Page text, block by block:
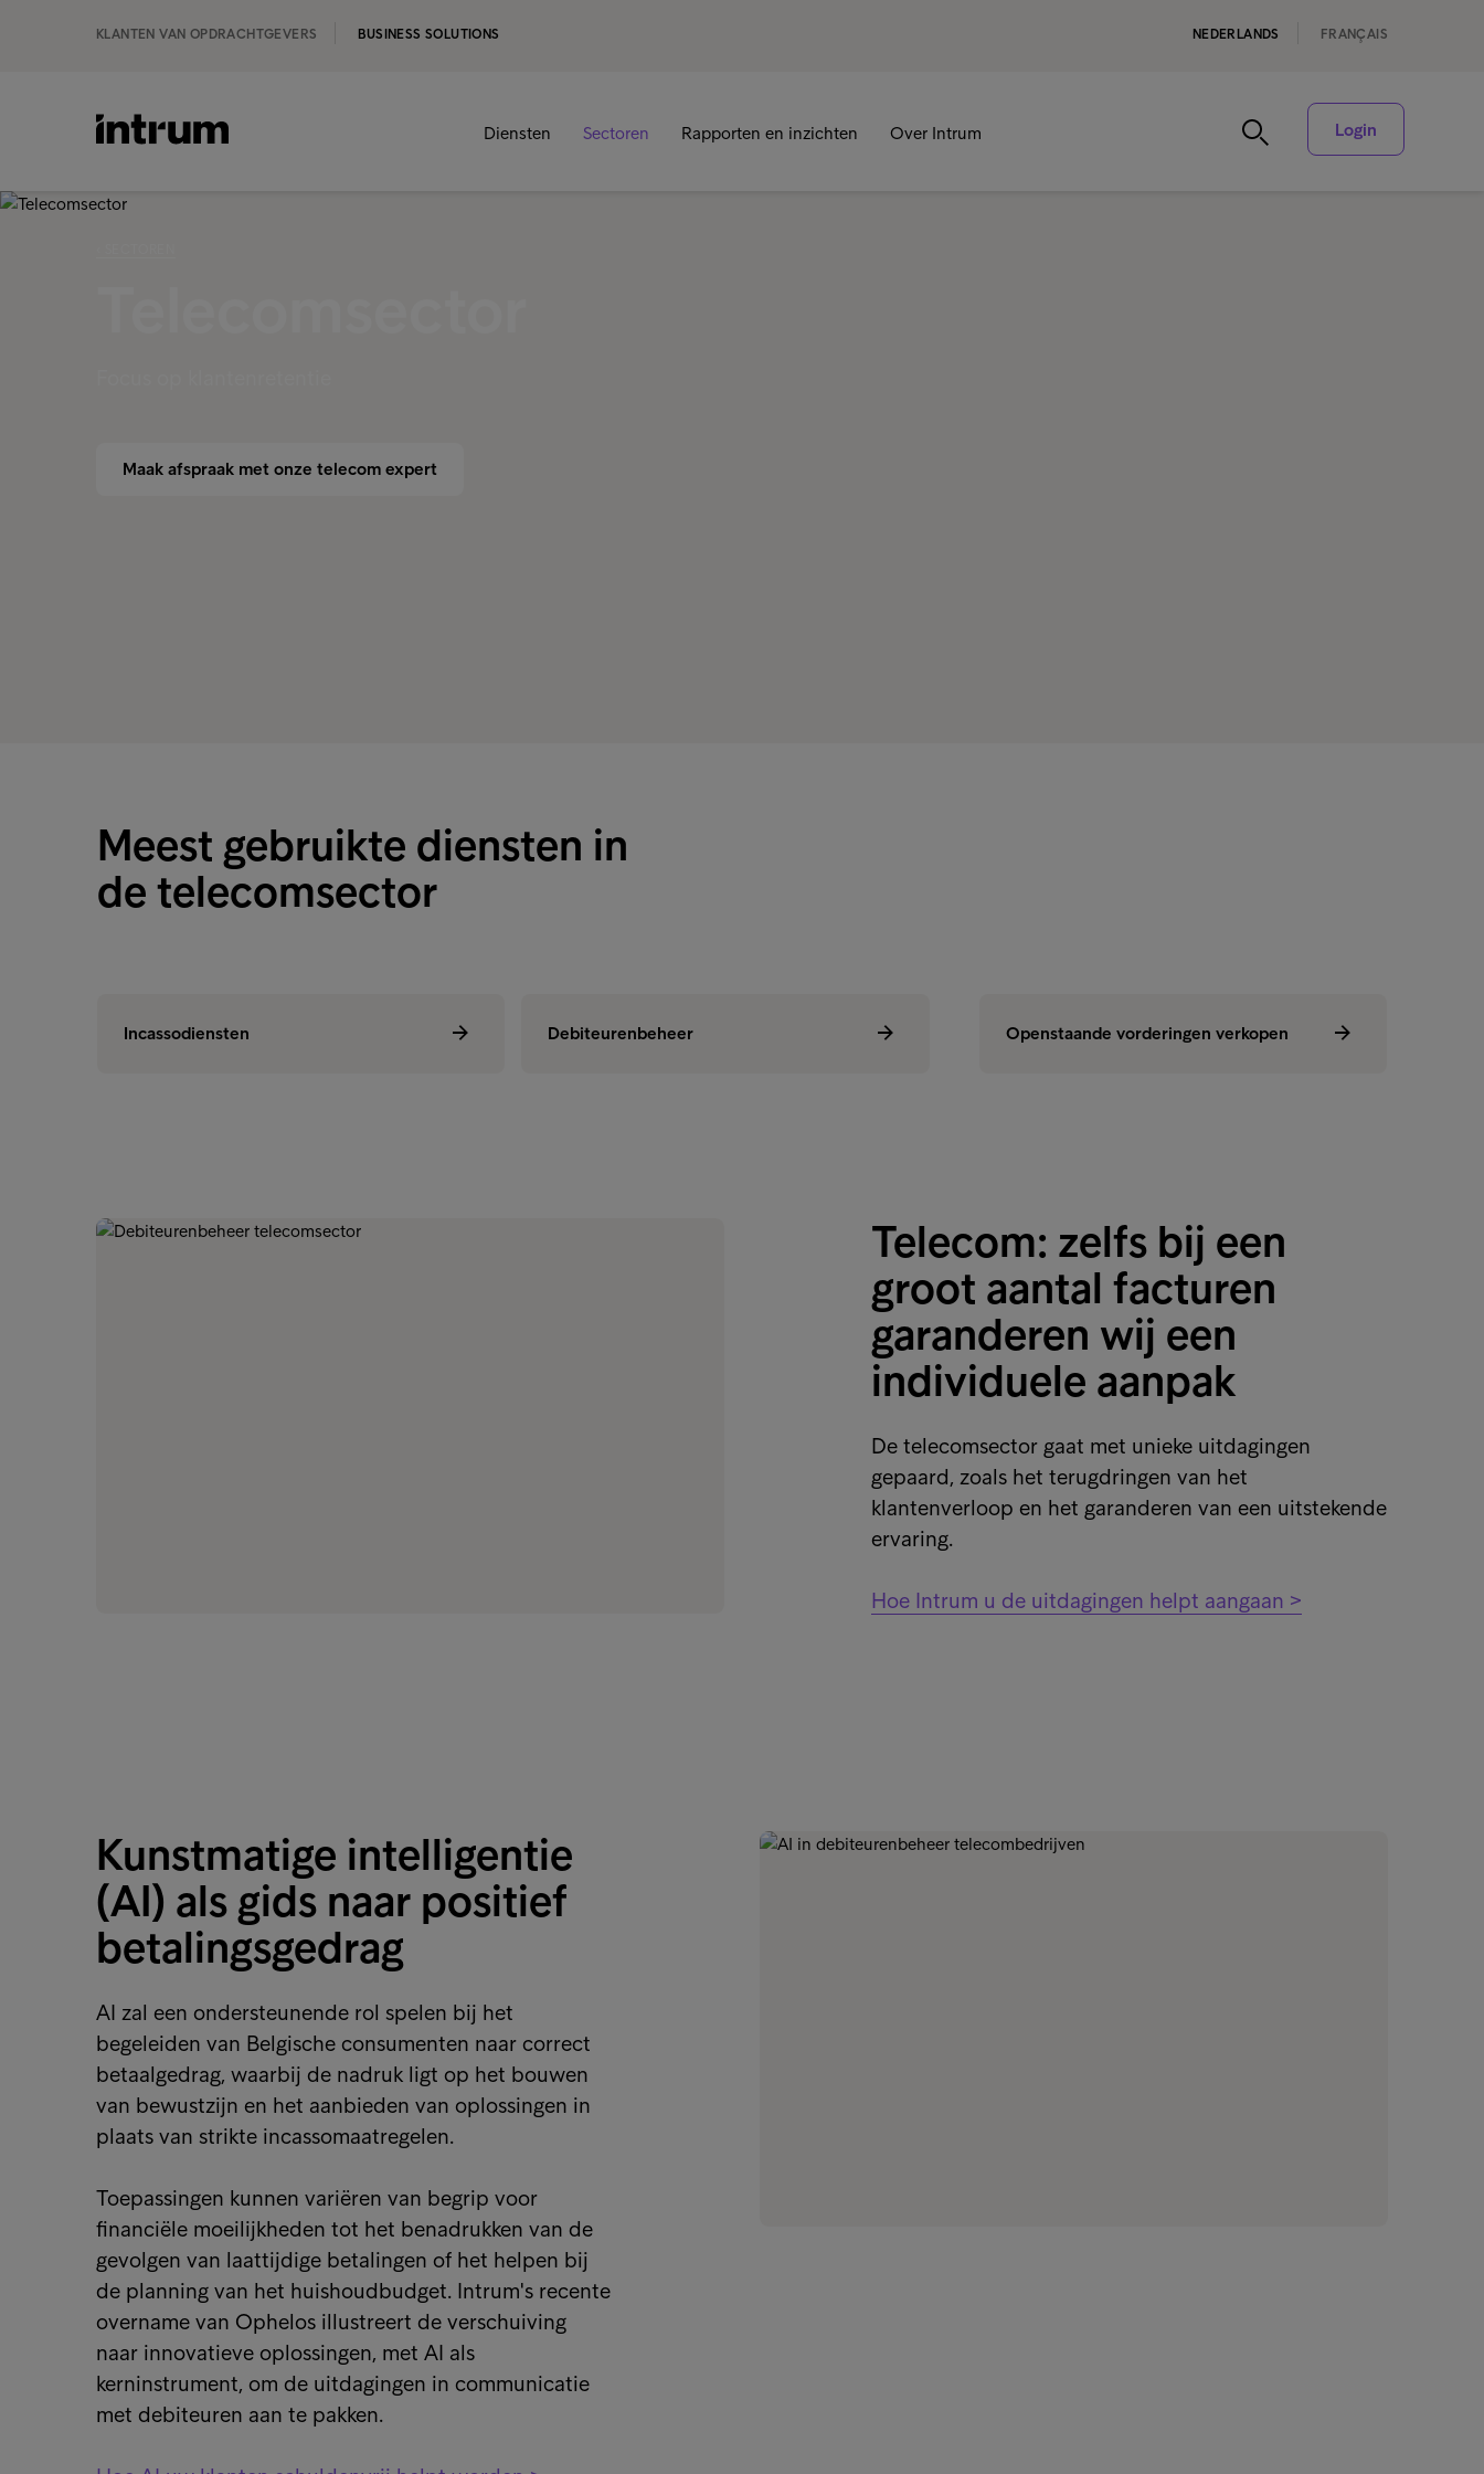
KLANTEN VAN OPDRACHTGEVERS BUSINESS SOLUTIONS NEDERLANDS FRANÇAIS
Diensten Sectoren Rapporten en inzichten Over Intrum Login
Maak afspraak met onze telecom expert
Meest gebruikte diensten in
de telecomsector
Incassodiensten Incassodiensten
Debiteurenbeheer Debiteurenbeheer
Openstaande vorderingen verkopen
Telecom: zelfs bij een
groot aantal facturen
garanderen wij een
individuele aanpak
De telecomsector gaat met unieke uitdagingen
gepaard, zoals het terugdringen van het
klantenverloop en het garanderen van een uitstekende
ervaring.
Hoe Intrum u de uitdagingen helpt aangaan >
Kunstmatige intelligentie
(AI) als gids naar positief
betalingsgedrag
AI zal een ondersteunende rol spelen bij het
begeleiden van Belgische consumenten naar correct
betaalgedrag, waarbij de nadruk ligt op het bouwen
van bewustzijn en het aanbieden van oplossingen in
plaats van strikte incassomaatregelen.
Toepassingen kunnen variëren van begrip voor
financiële moeilijkheden tot het benadrukken van de
gevolgen van laattijdige betalingen of het helpen bij
de planning van het huishoudbudget. Intrum's recente
overname van Ophelos illustreert de verschuiving
naar innovatieve oplossingen, met AI als
kerninstrument, om de uitdagingen in communicatie
met debiteuren aan te pakken.